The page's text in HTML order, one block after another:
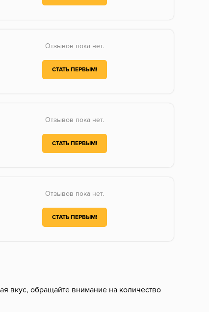
Отзывов пока нет.
СТАТЬ ПЕРВЫМ!
Отзывов пока нет.
СТАТЬ ПЕРВЫМ!
Отзывов пока нет.
СТАТЬ ПЕРВЫМ!
вкус, обращайте внимание на количество